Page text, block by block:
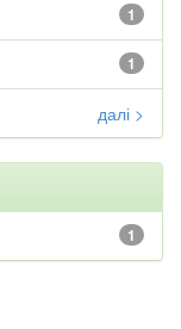
1
1
далі >
1